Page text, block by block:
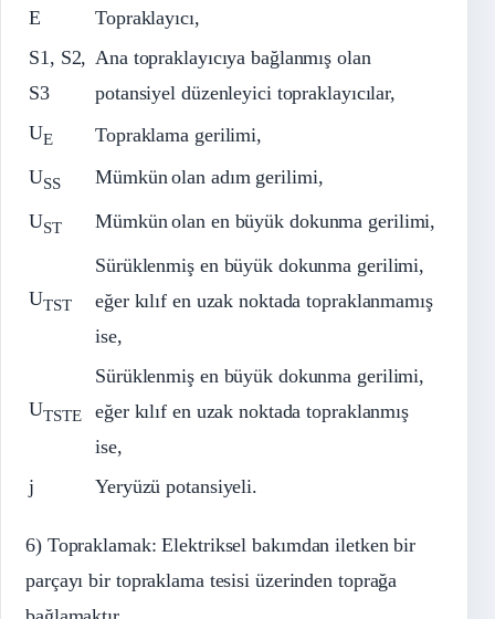
E
Topraklayıcı,
S1, S2,
S3
Ana topraklayıcıya bağlanmış olan
potansiyel düzenleyici topraklayıcılar,
UE
Topraklama gerilimi,
USS Mümkün olan adım gerilimi,
UST Mümkün olan en büyük dokunma gerilimi,
UTST
Sürüklenmiş en büyük dokunma gerilimi,
eğer kılıf en uzak noktada topraklanmamış
ise,
UTSTE
Sürüklenmiş en büyük dokunma gerilimi,
eğer kılıf en uzak noktada topraklanmış
ise,
j
Yeryüzü potansiyeli.
6) Topraklamak: Elektriksel bakımdan iletken bir
parçayı bir topraklama tesisi üzerinden toprağa